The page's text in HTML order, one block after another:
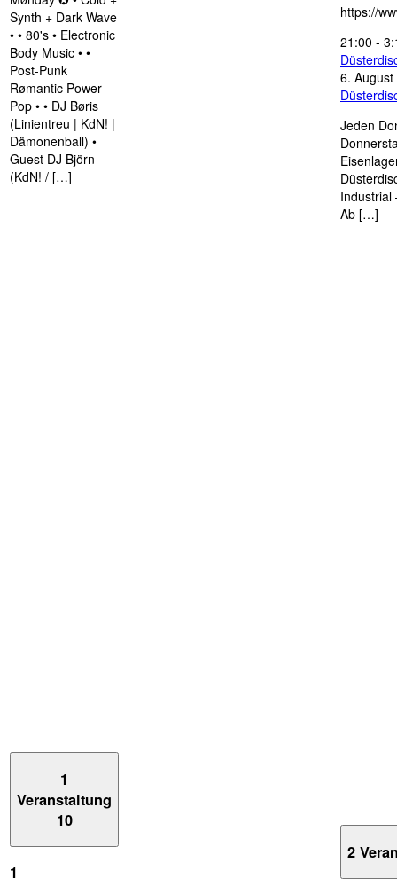
Synth + Dark Wave
• • 80's • Electronic
Body Music • •
Post-Punk
Rømantic Power
Pop • • DJ Børis
(Linientreu | KdN! |
Dämonenball) •
Guest DJ Björn
(KdN! / […]
https://
21:00 -
6.
Jeden
Industrial
Ab […]
1
Veranstaltung
10
1
2